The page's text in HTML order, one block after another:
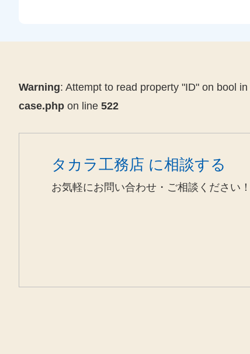
Warning: Attempt to read property "ID" on bool in
case.php on line 522
タカラ工務店 に相談する
お気軽にお問い合わせ・ご相談ください！